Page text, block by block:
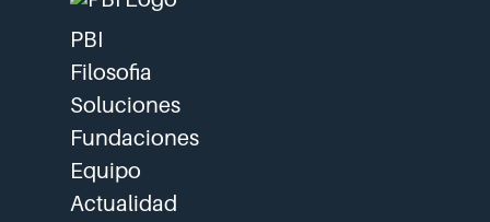
PBI
Filosofia
Soluciones
Fundaciones
Equipo
Actualidad